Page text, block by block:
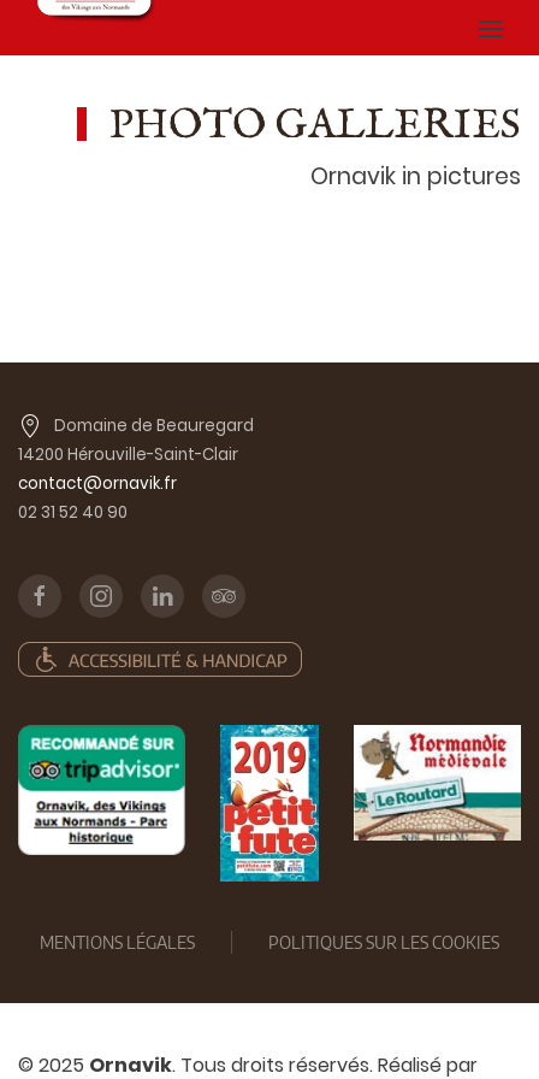
PHOTO GALLERIES
Ornavik in pictures
Domaine de Beauregard
14200 Hérouville-Saint-Clair
contact@ornavik.fr
02 31 52 40 90
MENTIONS LÉGALES POLITIQUES SUR LES COOKIES
© 2025 Ornavik. Tous droits réservés. Réalisé par